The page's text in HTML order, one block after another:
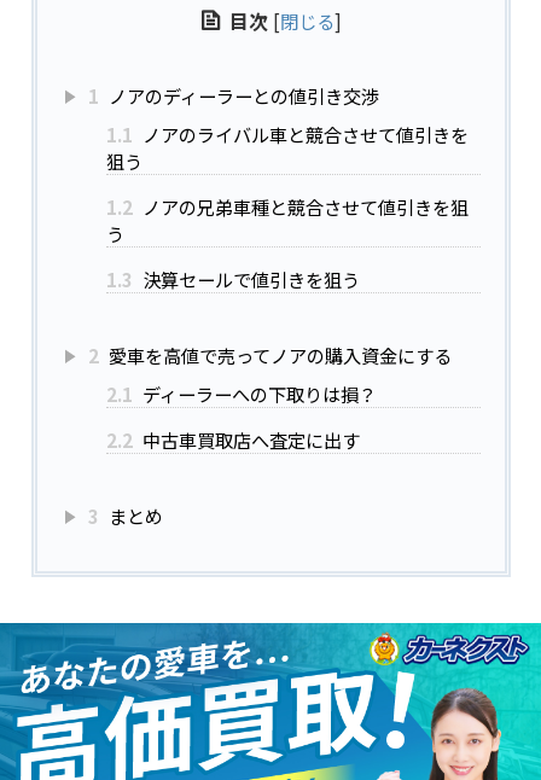
目次 [閉じる]
1 ノアのディーラーとの値引き交渉
1.1 ノアのライバル車と競合させて値引きを
狙う
1.2 ノアの兄弟車種と競合させて値引きを狙
う
1.3 決算セールで値引きを狙う
2 愛車を高値で売ってノアの購入資金にする
2.1 ディーラーへの下取りは損？
2.2 中古車買取店へ査定に出す
3 まとめ